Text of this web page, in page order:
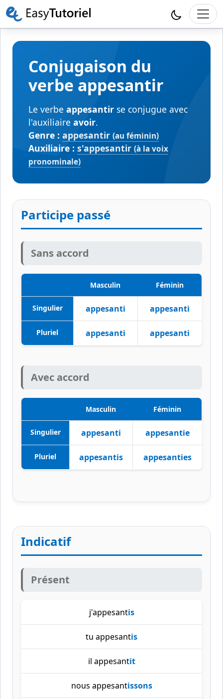
Conjugaison du
verbe appesantir
Le verbe appesantir se conjugue avec
l'auxiliaire avoir.
Genre : appesantir (au féminin)
Auxiliaire : s'appesantir (à la voix
pronominale)
Participe passé
Sans accord
Masculin Féminin
Singulier appesanti appesanti
Pluriel appesanti appesanti
Avec accord
Masculin Féminin
Singulier appesanti appesantie
Pluriel appesantis appesanties
Indicatif
Présent
j'appesantis
tu appesantis
il appesantit
nous appesantissons